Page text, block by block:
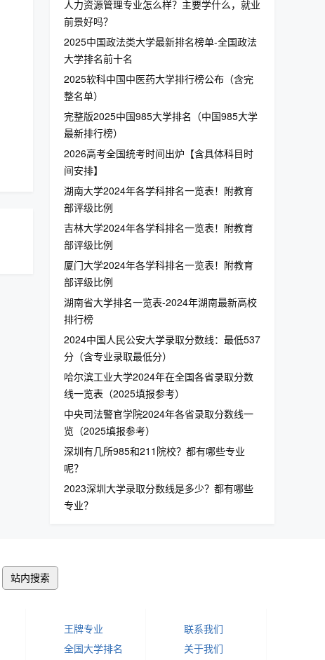
人力资源管理专业怎么样？主要学什么，就业
前景好吗？
2025中国政法类大学最新排名榜单-全国政法
大学排名前十名
2025软科中国中医药大学排行榜公布（含完
整名单）
完整版2025中国985大学排名（中国985大学
最新排行榜）
2026高考全国统考时间出炉【含具体科目时
间安排】
湖南大学2024年各学科排名一览表！附教育
部评级比例
吉林大学2024年各学科排名一览表！附教育
部评级比例
厦门大学2024年各学科排名一览表！附教育
部评级比例
湖南省大学排名一览表-2024年湖南最新高校
排行榜
2024中国人民公安大学录取分数线：最低537
分（含专业录取最低分）
哈尔滨工业大学2024年在全国各省录取分数
线一览表（2025填报参考）
中央司法警官学院2024年各省录取分数线一
览（2025填报参考）
深圳有几所985和211院校？都有哪些专业
呢？
2023深圳大学录取分数线是多少？都有哪些
专业？
站内搜索
王牌专业
全国大学排名
联系我们
关于我们